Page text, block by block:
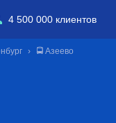
4 500 000 клиентов
🚍 Азеево